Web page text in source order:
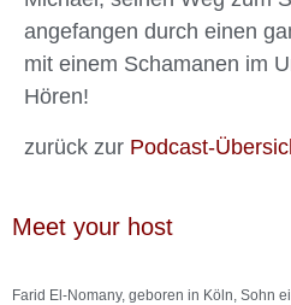
angefangen durch einen
mit einem Schamanen im
Hören!
zurück zur Podcast-
Meet your host
Farid El-Nomany, geboren in Köln, Sohn